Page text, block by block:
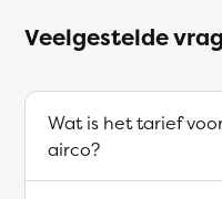
Veelgestelde
Wat is het tarief
airco?